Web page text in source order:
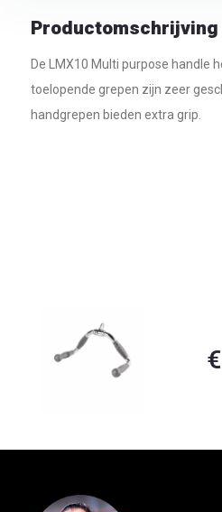
Productomschrijving
De LMX10 Multi purpose handle
toelopende grepen zijn zeer
handgrepen bieden extra grip.